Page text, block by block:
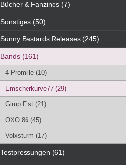
Bücher & Fanzines (7)
Sonstiges (50)
Sunny Bastards Releases (245)
Bands (161)
4 Promille (10)
Emscherkurve77 (29)
Gimp Fist (21)
OXO 86 (45)
Volxsturm (17)
Testpressungen (61)